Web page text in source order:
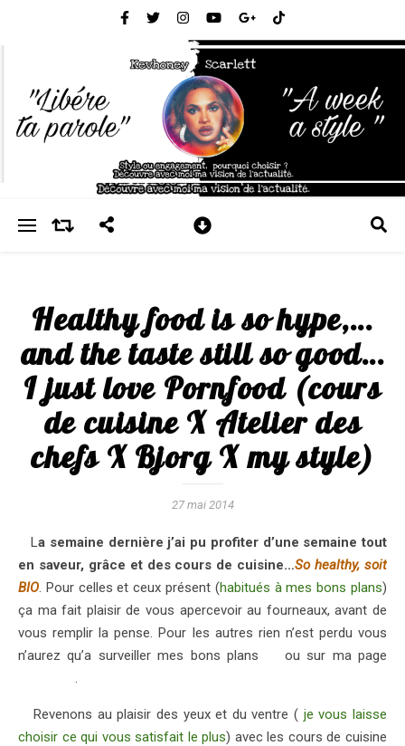
Healthy food is so hype,…
and the taste still so good…
I just love Pornfood (cours
de cuisine X Atelier des
chefs X Bjorg X my style)
27 mai 2014
La semaine dernière j’ai pu profiter d’une semaine tout
en saveur, grâce et des cours de cuisine…So healthy, soit
BIO. Pour celles et ceux présent (habitués à mes bons plans)
ça ma fait plaisir de vous apercevoir au fourneaux, avant de
vous remplir la pense. Pour les autres rien n’est perdu vous
n’aurez qu’a surveiller mes bons plans
ou sur ma page
.
Revenons au plaisir des yeux et du ventre ( je vous laisse
choisir ce qui vous satisfait le plus) avec les cours de cuisine